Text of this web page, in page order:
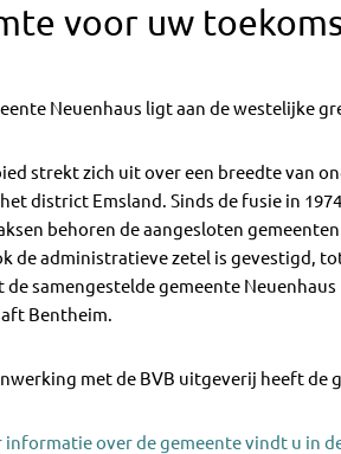
voor uw
Neuenhaus ligt aan de westelijke
strekt zich uit over een breedte van
district Emsland. Sinds de fusie in
behoren de aangesloten gemeenten
de administratieve zetel is gevestigd,
de samengestelde gemeente
Bentheim.
met de BVB uitgeverij heeft
informatie over de gemeente vindt u in